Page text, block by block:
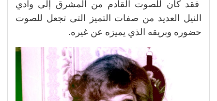
فقد كان للصوت القادم من المشرق إلى وادي
النيل العديد من صفات التميز التى تجعل للصوت
حضوره وبريقه الذي يميزه عن غيره.